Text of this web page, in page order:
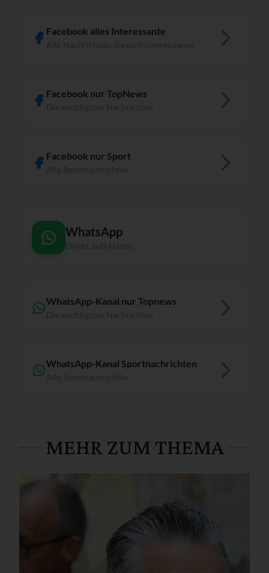
Facebook alles Interessante
Facebook nur TopNews
Facebook nur Sport
WhatsApp
WhatsApp-Kanal nur Topnews
WhatsApp-Kanal Sportnachrichten
MEHR ZUM THEMA